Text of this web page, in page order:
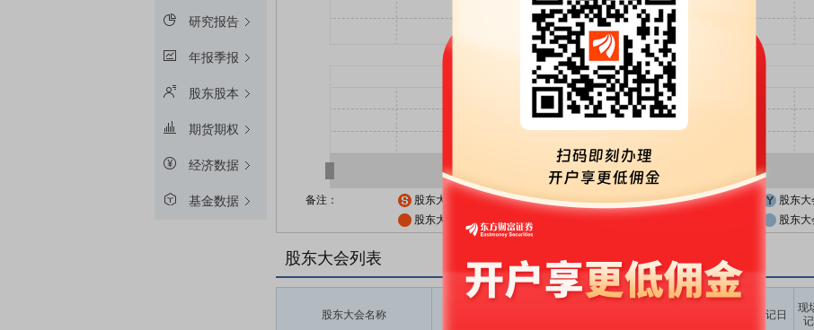
研究报告
年报季报
股东股本
期货期权
经济数据
基金数据 备注： 股东大会公告日 股东大会召开日
股东大
股东大会公告日前一交易日
股东大
股东大会列表
股东大会名称
召开时间
股权登记日
现